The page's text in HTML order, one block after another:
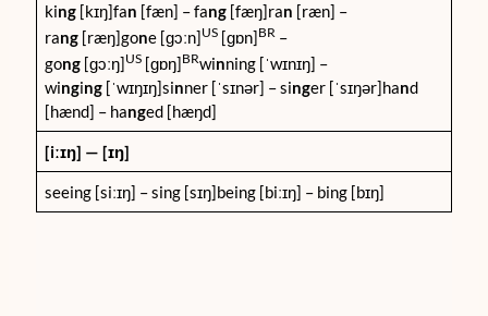
king [kɪŋ]fan [fæn] – fang [fæŋ]ran [ræn] –
rang [ræŋ]gone [ɡɔːn]US [ɡɒn]BR –
gong [ɡɔːŋ]US [ɡɒŋ]BRwinning [ˈwɪnɪŋ] –
winging [ˈwɪŋɪŋ]sinner [ˈsɪnər] – singer [ˈsɪŋər]hand
[hænd] – hanged [hæŋd]
[iːɪŋ] — [ɪŋ]
seeing [siːɪŋ] – sing [sɪŋ]being [biːɪŋ] – bing [bɪŋ]